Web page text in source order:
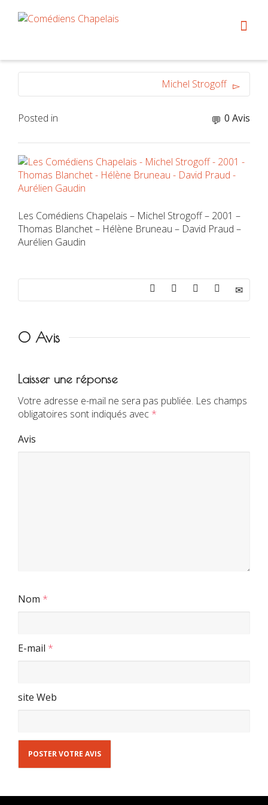
Michel Strogoff
Posted in 0 Avis
Les Comédiens Chapelais – Michel Strogoff – 2001 –
Thomas Blanchet – Hélène Bruneau – David Praud –
Aurélien Gaudin
0 Avis
Laisser une réponse
Votre adresse e-mail ne sera pas publiée. Les champs
obligatoires sont indiqués avec *
Avis
Nom *
E-mail *
site Web